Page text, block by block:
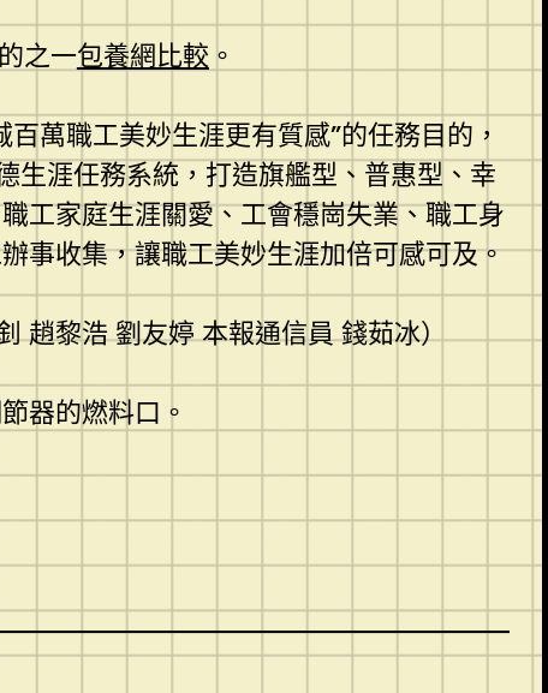
之一包養網比較。
萬職工美妙生涯更有質感”的任務目的，
生涯任務系統，打造旗艦型、普惠型、幸
工家庭生涯關愛、工會穩崗失業、職工身
事收集，讓職工美妙生涯加倍可感可及。
趙黎浩 劉友婷 本報通信員 錢茹冰）
器的燃料口。